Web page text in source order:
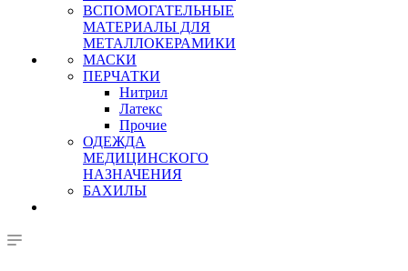
ВСПОМОГАТЕЛЬНЫЕ
МАТЕРИАЛЫ ДЛЯ
МЕТАЛЛОКЕРАМИКИ
МАСКИ
ПЕРЧАТКИ
Нитрил
Латекс
Прочие
ОДЕЖДА
МЕДИЦИНСКОГО
НАЗНАЧЕНИЯ
БАХИЛЫ